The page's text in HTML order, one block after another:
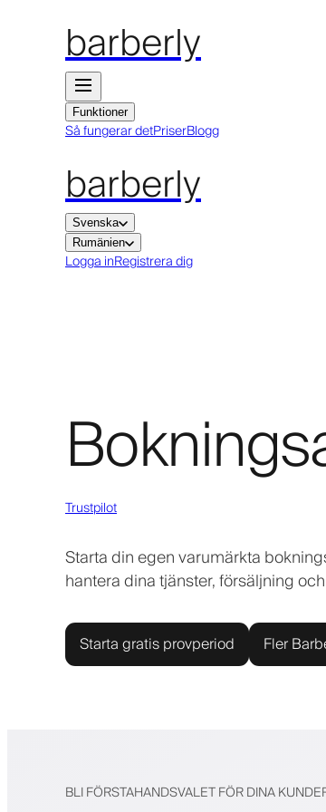
barberly
Funktioner
Så fungerar detPriserBlogg
barberly
Svenska
Rumänien
Logga inRegistrera dig
Trustpilot
Starta din egen varumärkta
hantera dina tjänster, försäljning
Starta gratis provperiod Fler
BLI FÖRSTAHANDSVALET FÖR DINA